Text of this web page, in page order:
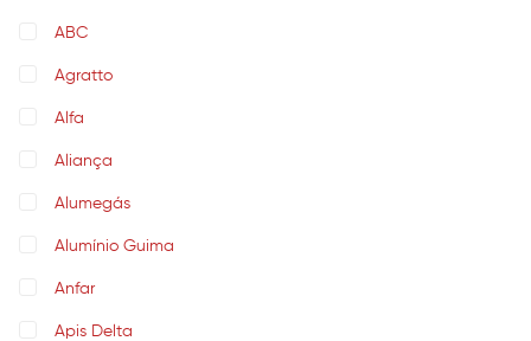
ABC
Agratto
Alfa
Aliança
Alumegás
Alumínio Guima
Anfar
Apis Delta